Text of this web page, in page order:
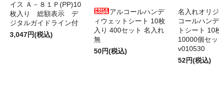
イス Ａ－８１Ｐ(PP)10
枚入り 総額表示 デ
ジタルガイドライン付
3,047円(税込)
アルコールハンデ
ィウェットシート 10枚
入り 400セット 名入れ
無
50円(税込)
名入れオリ
コールハン
トシート 10
10000個セ
v010530
52円(税込)